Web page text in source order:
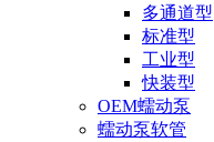
多通道型
标准型
工业型
快装型
OEM蠕动泵
蠕动泵软管